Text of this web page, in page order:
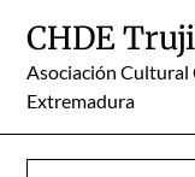
content
CHDE
Asociación
Extremadura